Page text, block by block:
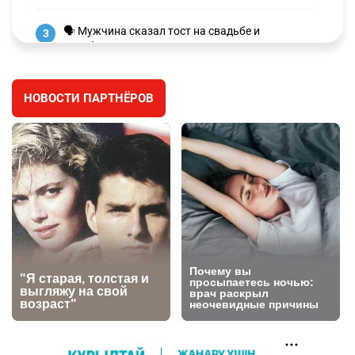
3
🗣 Мужчина сказал тост на свадьбе и
заработал уголовное дело
🐏 Скота больше, а мясо дороже. Почему в
Казахстане продолжают расти цены на
баранину и конину
2641
5
⚠️ Доброе утро, друзья! Предлагаем обзор
главных новостей за 4 августа
2771 0 1
6
🗣Глава государства направил телеграмму
соболезнования родным и близким Халық
қаһарманы Ивана Гапича
2757 2 42
НОВОСТИ ПАРТНЁРОВ